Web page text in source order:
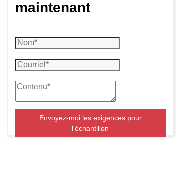
maintenant
Envoyez-moi les exigences pour
l'échantillon